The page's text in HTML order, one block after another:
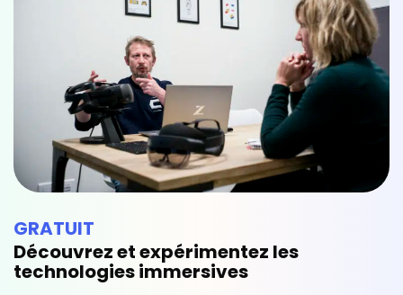
GRATUIT
Découvrez et expérimentez les
technologies immersives